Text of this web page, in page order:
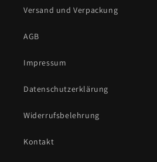
Versand und Verpackung
AGB
Impressum
Datenschutzerklärung
Widerrufsbelehrung
Kontakt